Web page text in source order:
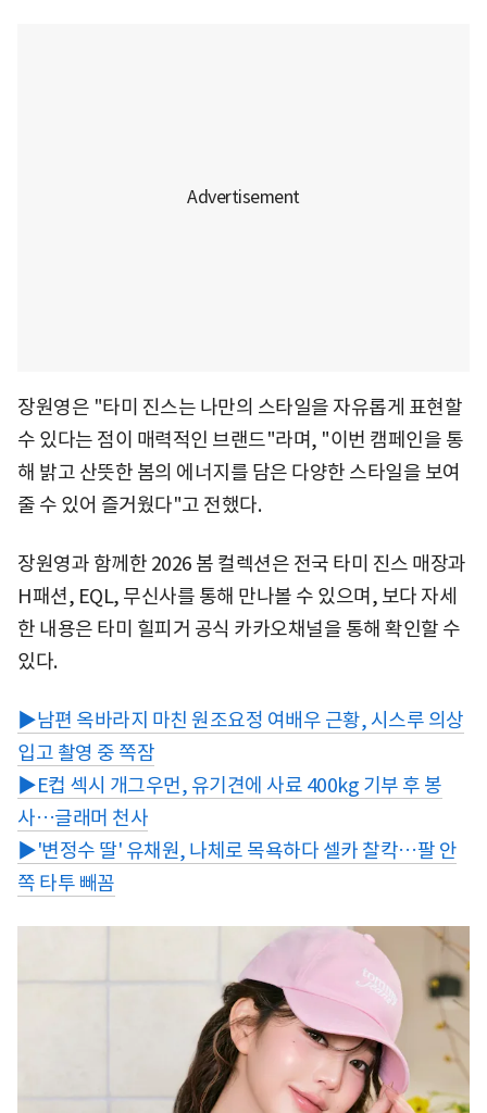
장원영은 "타미 진스는 나만의 스타일을 자유롭게 표현할
수 있다는 점이 매력적인 브랜드"라며, "이번 캠페인을 통
해 밝고 산뜻한 봄의 에너지를 담은 다양한 스타일을 보여
줄 수 있어 즐거웠다"고 전했다.
장원영과 함께한 2026 봄 컬렉션은 전국 타미 진스 매장과
H패션, EQL, 무신사를 통해 만나볼 수 있으며, 보다 자세
한 내용은 타미 힐피거 공식 카카오채널을 통해 확인할 수
있다.
▶남편 옥바라지 마친 원조요정 여배우 근황, 시스루 의상
입고 촬영 중 쪽잠
▶E컵 섹시 개그우먼, 유기견에 사료 400kg 기부 후 봉
사…글래머 천사
▶'변정수 딸' 유채원, 나체로 목욕하다 셀카 찰칵…팔 안
쪽 타투 빼꼼